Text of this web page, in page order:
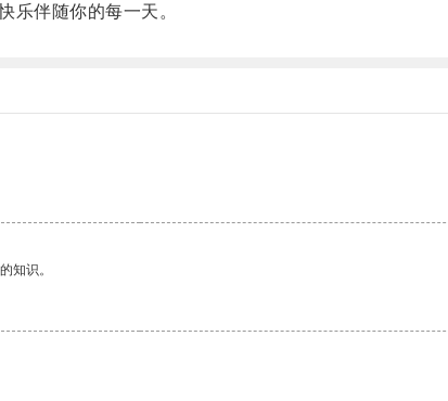
伴随你的每一天。
知识。